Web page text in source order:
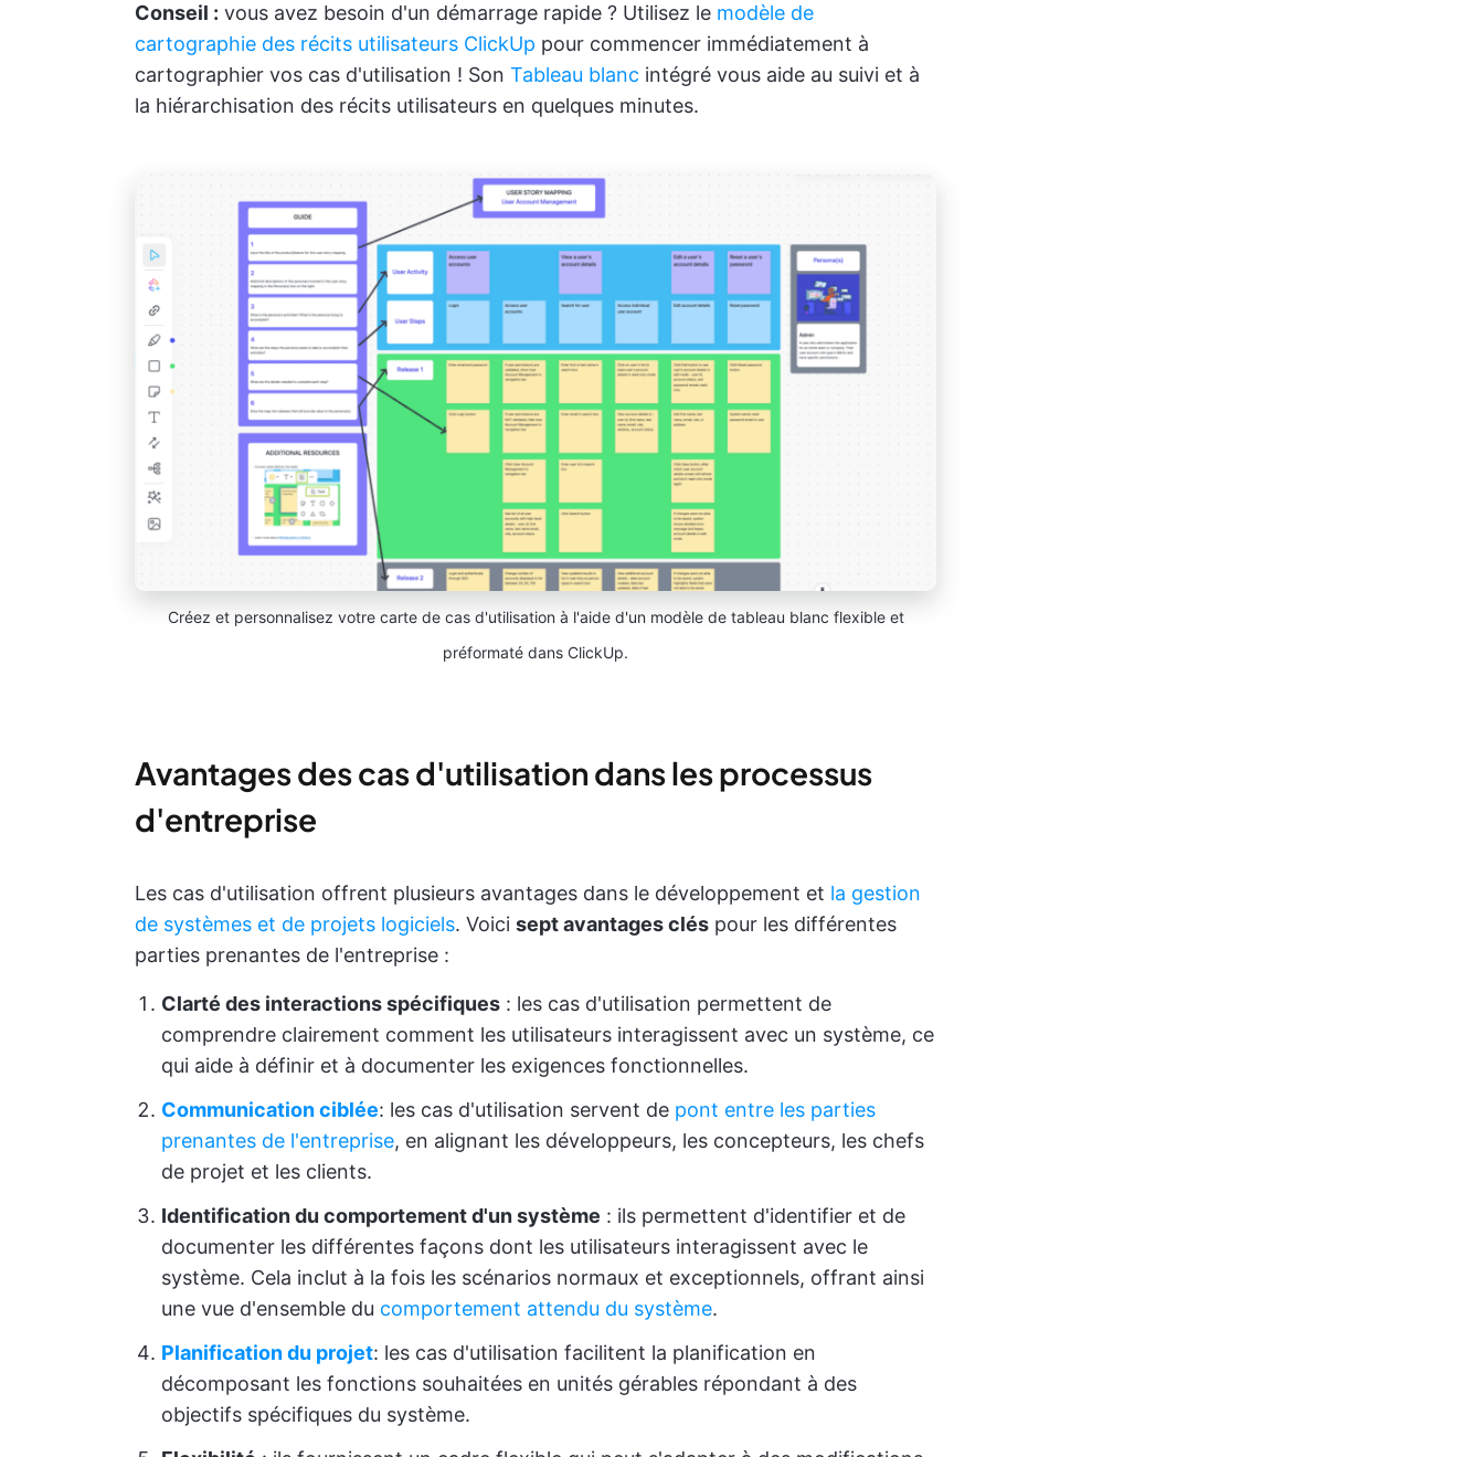
Conseil : vous avez besoin d'un démarrage rapide ? Utilisez le modèle de
cartographie des récits utilisateurs ClickUp pour commencer immédiatement à
cartographier vos cas d'utilisation ! Son Tableau blanc intégré vous aide au suivi et à
la hiérarchisation des récits utilisateurs en quelques minutes.
Créez et personnalisez votre carte de cas d'utilisation à l'aide d'un modèle de tableau blanc flexible et
préformaté dans ClickUp.
Avantages des cas d'utilisation dans les processus
d'entreprise
Les cas d'utilisation offrent plusieurs avantages dans le développement et la gestion
de systèmes et de projets logiciels. Voici sept avantages clés pour les différentes
parties prenantes de l'entreprise :
Clarté des interactions spécifiques : les cas d'utilisation permettent de
comprendre clairement comment les utilisateurs interagissent avec un système, ce
qui aide à définir et à documenter les exigences fonctionnelles.
Communication ciblée: les cas d'utilisation servent de pont entre les parties
prenantes de l'entreprise, en alignant les développeurs, les concepteurs, les chefs
de projet et les clients.
Identification du comportement d'un système : ils permettent d'identifier et de
documenter les différentes façons dont les utilisateurs interagissent avec le
système. Cela inclut à la fois les scénarios normaux et exceptionnels, offrant ainsi
une vue d'ensemble du comportement attendu du système.
Planification du projet: les cas d'utilisation facilitent la planification en
décomposant les fonctions souhaitées en unités gérables répondant à des
objectifs spécifiques du système.